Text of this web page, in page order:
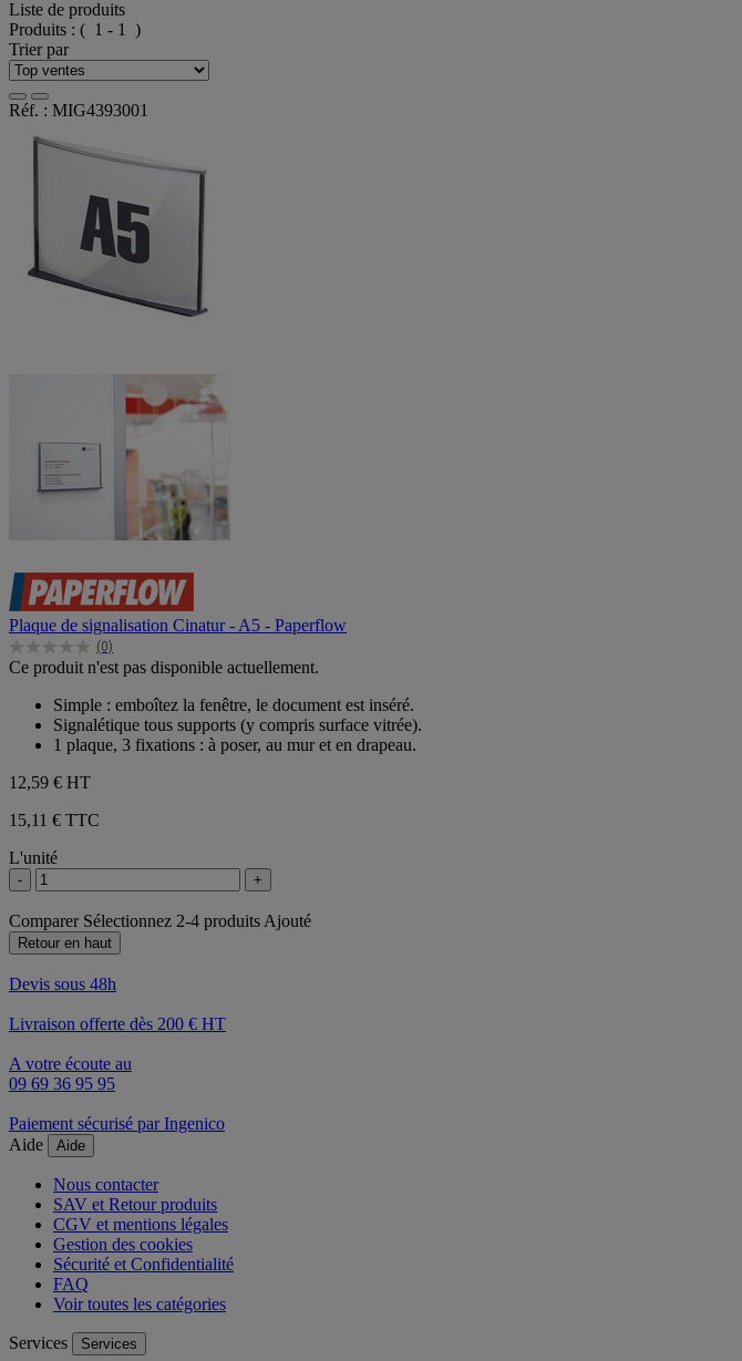
Liste de produits
Produits : ( 1 - 1 )
Trier par
Réf. : MIG4393001
Plaque de signalisation Cinatur - A5 - Paperflow
(0)
0.0
sur
étoiles.
Ce produit n'est pas disponible actuellement.
Simple : emboîtez la fenêtre, le document est inséré.
Signalétique tous supports (y compris surface vitrée).
1 plaque, 3 fixations : à poser, au mur et en drapeau.
12,59 € HT
15,11 € TTC
L'unité
- +
Comparer Sélectionnez 2-4 produits Ajouté
Retour en haut
Devis sous 48h
Livraison offerte dès 200 € HT
A votre écoute au
09 69 36 95 95
Paiement sécurisé par Ingenico
Aide
Aide
Nous contacter
SAV et Retour produits
CGV et mentions légales
Gestion des cookies
Sécurité et Confidentialité
FAQ
Voir toutes les catégories
Services Services